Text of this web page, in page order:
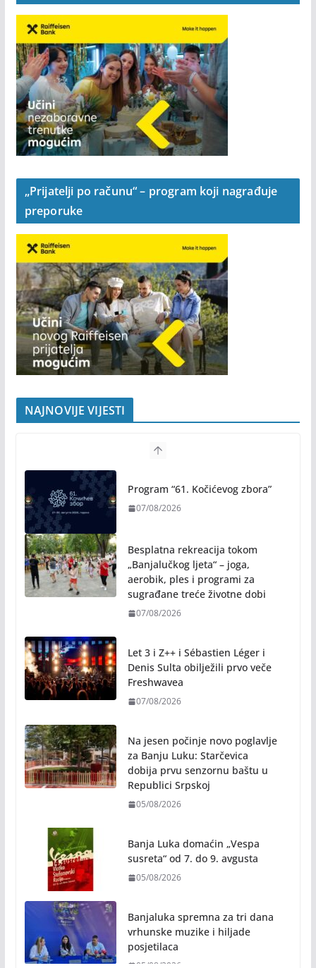
„Prijatelji po računu“ – program koji nagrađuje
preporuke
NAJNOVIJE VIJESTI
Program “61. Kočićevog zbora”
07/08/2026
Besplatna rekreacija tokom
„Banjalučkog ljeta“ – joga,
aerobik, ples i programi za
sugrađane treće životne dobi
07/08/2026
Let 3 i Z++ i Sébastien Léger i
Denis Sulta obilježili prvo veče
Freshwavea
07/08/2026
Na jesen počinje novo poglavlje
za Banju Luku: Starčevica
dobija prvu senzornu baštu u
Republici Srpskoj
05/08/2026
Banja Luka domaćin „Vespa
susreta“ od 7. do 9. avgusta
05/08/2026
Banjaluka spremna za tri dana
vrhunske muzike i hiljade
posjetilaca
05/08/2026